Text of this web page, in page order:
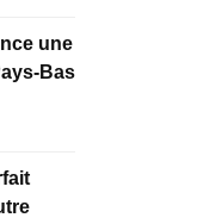
une
Bas